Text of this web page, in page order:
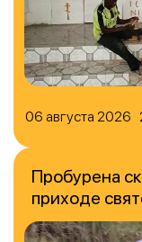
06 августа 2026
Пробурена
приходе